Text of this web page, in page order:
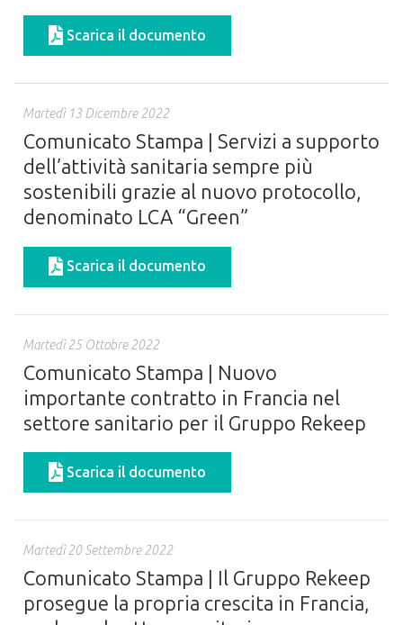
Scarica il documento
Martedì 13 Dicembre 2022
Comunicato Stampa | Servizi a supporto
dell’attività sanitaria sempre più
sostenibili grazie al nuovo protocollo,
denominato LCA “Green”
Scarica il documento
Martedì 25 Ottobre 2022
Comunicato Stampa | Nuovo
importante contratto in Francia nel
settore sanitario per il Gruppo Rekeep
Scarica il documento
Martedì 20 Settembre 2022
Comunicato Stampa | Il Gruppo Rekeep
prosegue la propria crescita in Francia,